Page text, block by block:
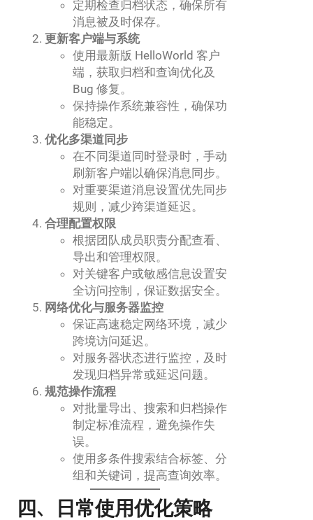
定期检查归档状态，确保所有
消息被及时保存。
更新客户端与系统
使用最新版 HelloWorld 客户
端，获取归档和查询优化及
Bug 修复。
保持操作系统兼容性，确保功
能稳定。
优化多渠道同步
在不同渠道同时登录时，手动
刷新客户端以确保消息同步。
对重要渠道消息设置优先同步
规则，减少跨渠道延迟。
合理配置权限
根据团队成员职责分配查看、
导出和管理权限。
对关键客户或敏感信息设置安
全访问控制，保证数据安全。
网络优化与服务器监控
保证高速稳定网络环境，减少
跨境访问延迟。
对服务器状态进行监控，及时
发现归档异常或延迟问题。
规范操作流程
对批量导出、搜索和归档操作
制定标准流程，避免操作失
误。
使用多条件搜索结合标签、分
组和关键词，提高查询效率。
四、日常使用优化策略